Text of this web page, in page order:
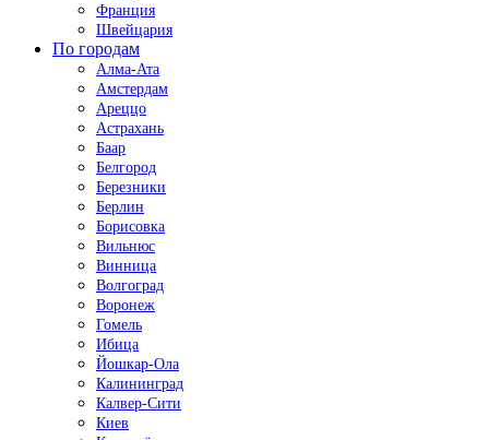
Франция
Швейцария
По городам
Алма-Ата
Амстердам
Ареццо
Астрахань
Баар
Белгород
Березники
Берлин
Борисовка
Вильнюс
Винница
Волгоград
Воронеж
Гомель
Ибица
Йошкар-Ола
Калининград
Калвер-Сити
Киев